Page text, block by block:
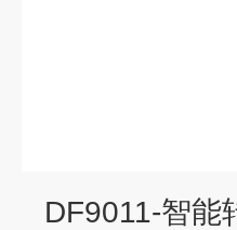
DF9011-智能